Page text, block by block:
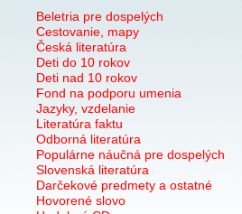
Beletria pre dospelých
Cestovanie, mapy
Česká literatúra
Deti do 10 rokov
Deti nad 10 rokov
Fond na podporu umenia
Jazyky, vzdelanie
Literatúra faktu
Odborná literatúra
Populárne náučná pre dospelých
Slovenská literatúra
Darčekové predmety a ostatné
Hovorené slovo